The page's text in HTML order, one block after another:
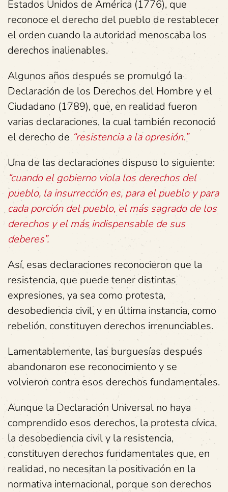
Estados Unidos de América (1776), que
reconoce el derecho del pueblo de restablecer
el orden cuando la autoridad menoscaba los
derechos inalienables.
Algunos años después se promulgó la
Declaración de los Derechos del Hombre y el
Ciudadano (1789), que, en realidad fueron
varias declaraciones, la cual también reconoció
el derecho de “resistencia a la opresión.”
Una de las declaraciones dispuso lo siguiente:
“cuando el gobierno viola los derechos del
pueblo, la insurrección es, para el pueblo y para
cada porción del pueblo, el más sagrado de los
derechos y el más indispensable de sus
deberes”.
Así, esas declaraciones reconocieron que la
resistencia, que puede tener distintas
expresiones, ya sea como protesta,
desobediencia civil, y en última instancia, como
rebelión, constituyen derechos irrenunciables.
Lamentablemente, las burguesías después
abandonaron ese reconocimiento y se
volvieron contra esos derechos fundamentales.
Aunque la Declaración Universal no haya
comprendido esos derechos, la protesta cívica,
la desobediencia civil y la resistencia,
constituyen derechos fundamentales que, en
realidad, no necesitan la positivación en la
normativa internacional, porque son derechos